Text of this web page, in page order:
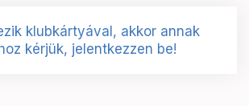
klubkártyával, akkor annak
kérjük, jelentkezzen be!